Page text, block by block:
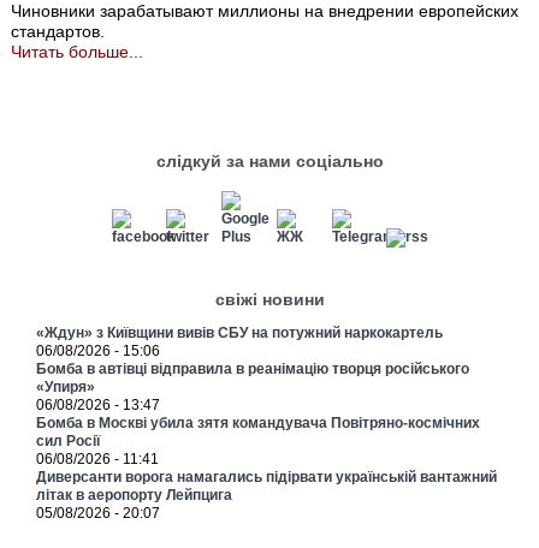
Чиновники зарабатывают миллионы на внедрении европейских
стандартов.
Читать больше...
слідкуй за нами соціально
свіжі новини
«Ждун» з Київщини вивів СБУ на потужний наркокартель
06/08/2026 - 15:06
Бомба в автівці відправила в реанімацію творця російського
«Упиря»
06/08/2026 - 13:47
Бомба в Москві убила зятя командувача Повітряно-космічних
сил Росії
06/08/2026 - 11:41
Диверсанти ворога намагались підірвати українській вантажний
літак в аеропорту Лейпцига
05/08/2026 - 20:07